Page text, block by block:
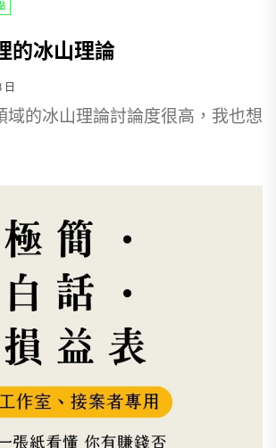
的冰山理論
日
域的冰山理論討論度很高，我也想